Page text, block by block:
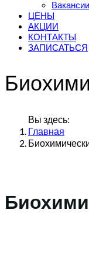
Вакансии
ЦЕНЫ
АКЦИИ
КОНТАКТЫ
ЗАПИСАТЬСЯ
Вы здесь:
Главная